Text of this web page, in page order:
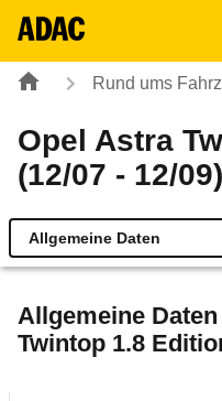
Rund ums
Opel Astra
(12/07 - 12/09)
Allgemeine Daten
Technische Daten
Allgemeine
Twintop 1.8